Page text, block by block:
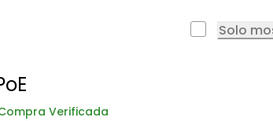
Solo
Verificada